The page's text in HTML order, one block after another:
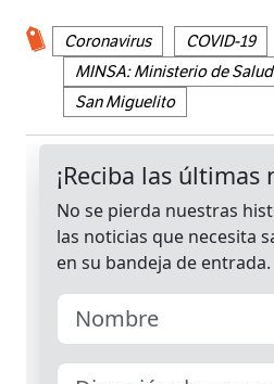
Coronavirus
COVID-19
MINSA: Ministerio de Salud
San Miguelito